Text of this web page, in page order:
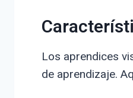
Los aprendices
de aprendizaje.